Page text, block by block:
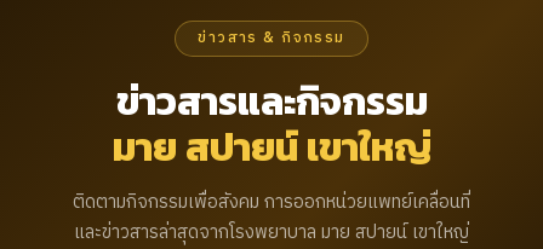
ข่าวสาร & กิจกรรม
ข่าวสารและกิจกรรม
มาย สปายน์ เขาใหญ่
ติดตามกิจกรรมเพื่อสังคม การออกหน่วยแพทย์เคลื่อนที่
และข่าวสารล่าสุดจากโรงพยาบาล มาย สปายน์ เขาใหญ่